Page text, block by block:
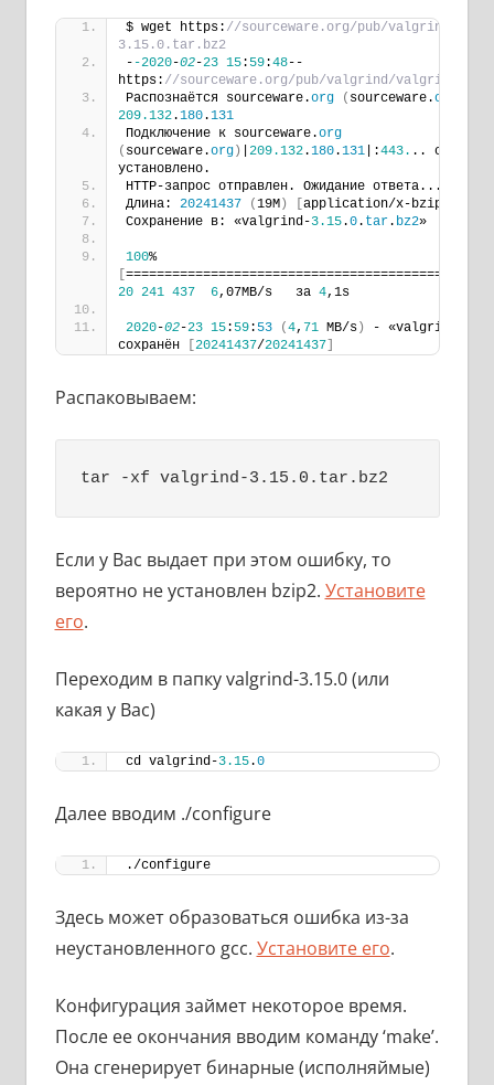
$ wget https: //sourceware.org/pub/valgrind/
3.15.0.tar.bz2
- -2020-02-23 15: 59:48--
https: //sourceware.org/pub/valgrind/valgrind-
Распознаётся sourceware.org ( sourceware.org
209.132.180.131
Подключение к sourceware.org
( sourceware.org) 209.132.180.131|:443. ..
установлено.
HTTP-запрос отправлен. Ожидание ответа...
Длина: 20241437 (19M) application/x-bzip2
Сохранение в: «valgrind-3.15.0. tar. bz2»
100%
20 241 437 6,07MB/s   за 4,1s
2020-02-23 15: 59: 53 (4, 71 MB/s) - «valgrind-
сохранён
20241437/20241437]
Распаковываем:
tar -xf valgrind-3.15.0.tar.bz2
Если у Вас выдает при этом ошибку, то
вероятно не установлен bzip2. Установите
его.
Переходим в папку valgrind-3.15.0 (или
какая у Вас)
cd valgrind-3.15.0
Далее вводим ./configure
./configure
Здесь может образоваться ошибка из-за
неустановленного gcc. Установите его.
Конфигурация займет некоторое время.
После ее окончания вводим команду ‘make’.
Она сгенерирует бинарные (исполняймые)